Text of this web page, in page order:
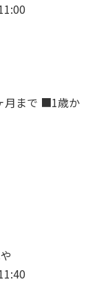
月まで ■1歳か